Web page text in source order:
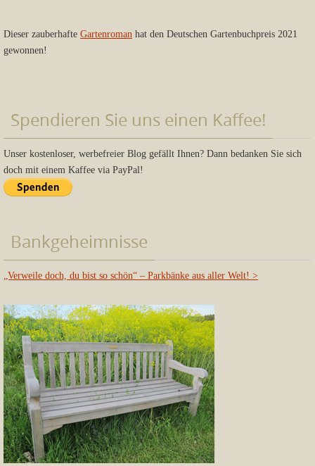
Dieser zauberhafte Gartenroman hat den Deutschen Gartenbuchpreis 2021
gewonnen!
Spendieren Sie uns einen Kaffee!
Unser kostenloser, werbefreier Blog gefällt Ihnen? Dann bedanken Sie sich
doch mit einem Kaffee via PayPal!
Bankgeheimnisse
„Verweile doch, du bist so schön“ – Parkbänke aus aller Welt! >